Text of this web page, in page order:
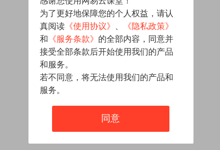
为了更好地保障您的个人权益，请认
真阅读 《使用协议》 、
《隐私政策》
和 《服务条款》 的全部内容，同意并
接受全部条款后开始使用我们的产品
和服务。
若不同意，将无法使用我们的产品和
服务。
同意